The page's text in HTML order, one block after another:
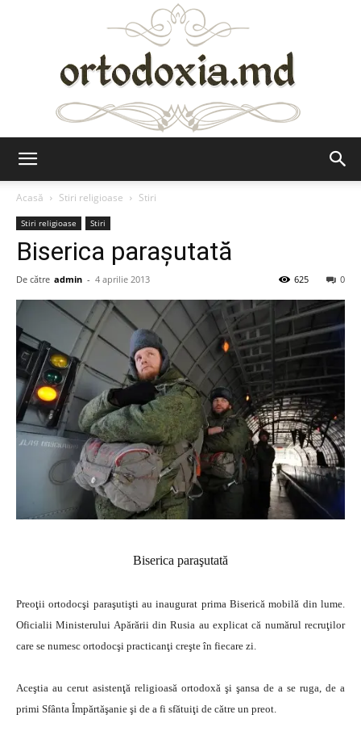
Acasă
Stiri religioase Stiri
Stiri religioase Stiri
Biserica paraşutată
De către admin - 4 aprilie 2013 0
625
Biserica paraşutată
Preoţii ortodocşi paraşutişti au inaugurat prima Biserică mobilă din lume.
Oficialii Ministerului Apărării din Rusia au explicat că numărul recruţilor
care se numesc ortodocşi practicanţi creşte în fiecare zi.
Aceştia au cerut asistenţă religioasă ortodoxă şi şansa de a se ruga, de a
primi Sfânta Împărtăşanie şi de a fi sfătuiţi de către un preot.